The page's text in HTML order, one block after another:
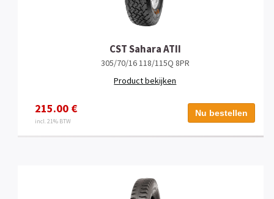
CST Sahara ATII
305/70/16 118/115Q 8PR
Product bekijken
215.00 €
incl. 21% BTW
Nu bestellen